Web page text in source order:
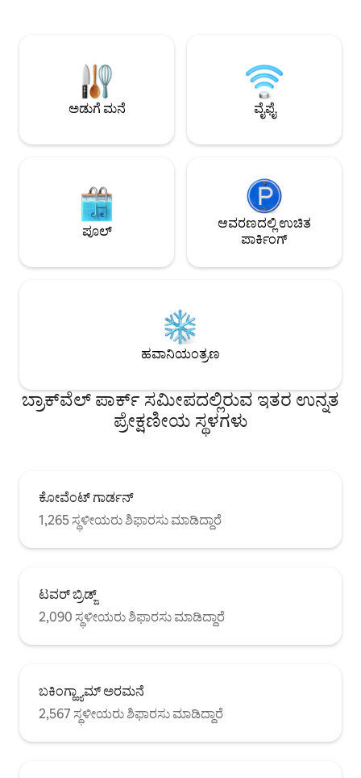
ಅಳವಡಿಸಲಾಗಿದೆ ಮತ್ತು ನಾವು MVHR ಕ್ಲೀನ್ ಏರ್
ಸಿಸ್ಟಮ್ ಅನ್ನು ಹೊಂದಿದ್ದೇವೆ. ನಾವು ASHP ಯಿಂದ
ಮಳೆನೀರು, ಕಾಂಪೋಸ್ಟ್ ಮತ್ತು ಶಕ್ತಿಯನ್ನು ಕೊಯ್ಲು
ಮಾಡುತ್ತೇವೆ.
ರೈಲು ಸಂಪರ್ಕಗಳಿವೆ.
ಬಸ್ ನಿಲ್ದಾಣ. ಆಫ್-
ಸೇಫ್ ಮೂಲಕ ಸ್ವಯಂ
ಅಡುಗೆ ಮನೆ ವೈಫೈ
ಪೂಲ್
ಆವರಣದಲ್ಲಿ ಉಚಿತ
ಪಾರ್ಕಿಂಗ್
ಹವಾನಿಯಂತ್ರಣ
ಬ್ರಾಕ್‌ವೆಲ್ ಪಾರ್ಕ್ ಸಮೀಪದಲ್ಲಿರುವ ಇತರ ಉನ್ನತ
ಪ್ರೇಕ್ಷಣೀಯ ಸ್ಥಳಗಳು
ಕೋವೆಂಟ್ ಗಾರ್ಡನ್
1,265 ಸ್ಥಳೀಯರು ಶಿಫಾರಸು ಮಾಡಿದ್ದಾರೆ
ಟವರ್ ಬ್ರಿಡ್ಜ್
2,090 ಸ್ಥಳೀಯರು ಶಿಫಾರಸು ಮಾಡಿದ್ದಾರೆ
ಬಕಿಂಗ್ಹ್ಯಾಮ್ ಅರಮನೆ
2,567 ಸ್ಥಳೀಯರು ಶಿಫಾರಸು ಮಾಡಿದ್ದಾರೆ